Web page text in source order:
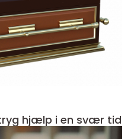
aabenraa tryg hjælp i en svær tid